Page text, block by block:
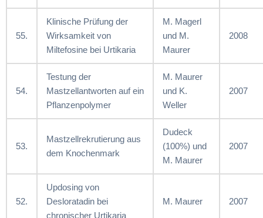
55.
Klinische Prüfung der
Wirksamkeit von
Miltefosine bei Urtikaria
M. Magerl
und M.
Maurer
2008
54.
Testung der
Mastzellantworten auf ein
Pflanzenpolymer
M. Maurer
und K.
Weller
2007
53.
Mastzellrekrutierung aus
dem Knochenmark
Dudeck
(100%) und
M. Maurer
2007
52.
Updosing von
Desloratadin bei
chronischer Urtikaria
M. Maurer 2007